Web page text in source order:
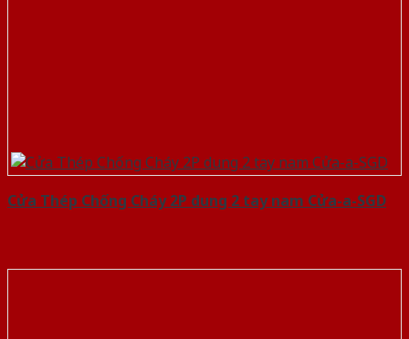
Cửa Thép Chống Cháy 2P dung 2 tay nam Cửa-a-SGD